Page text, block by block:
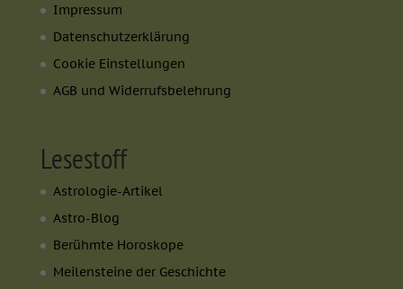
Impressum
Datenschutzerklärung
Cookie Einstellungen
AGB und Widerrufsbelehrung
Lesestoff
Astrologie-Artikel
Astro-Blog
Berühmte Horoskope
Meilensteine der Geschichte